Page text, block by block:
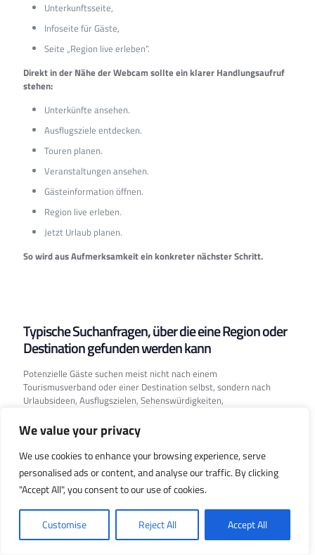
We value your privacy
We use cookies to enhance your browsing experience, serve
personalised ads or content, and analyse our traffic. By clicking
"Accept All", you consent to our use of cookies.
Customise Reject All Accept All
Unterkunftsseite,
Infoseite für Gäste,
Seite „Region live erleben“.
Direkt in der Nähe der Webcam sollte ein klarer Handlungsaufruf
stehen:
Unterkünfte ansehen.
Ausflugsziele entdecken.
Touren planen.
Veranstaltungen ansehen.
Gästeinformation öffnen.
Region live erleben.
Jetzt Urlaub planen.
So wird aus Aufmerksamkeit ein konkreter nächster Schritt.
Typische Suchanfragen, über die eine Region oder
Destination gefunden werden kann
Potenzielle Gäste suchen meist nicht nach einem
Tourismusverband oder einer Destination selbst, sondern nach
Urlaubsideen, Ausflugszielen, Sehenswürdigkeiten,
Häufige Suchanfragen sind beispielsweise:
Urlaub in den Alpen
Ausflugsziele in Bayern
Sehenswürdigkeiten in der Region
Wanderurlaub
Radurlaub
JETZT ANFRAGEN!